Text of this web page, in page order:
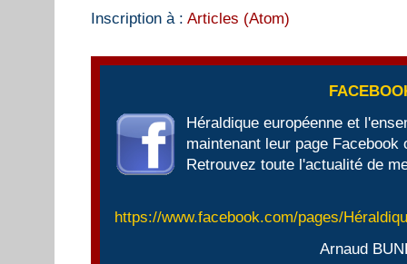
Inscription à : Articles (Atom)
Héraldique européenne et
maintenant leur page Facebook
Retrouvez toute l'actualité de
https://www.facebook.com/pages/
Arnaud